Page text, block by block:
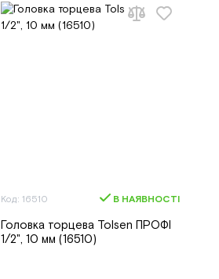
Код: 16510 В НАЯВНОСТІ
Головка торцева Tolsen ПРОФІ
1/2", 10 мм (16510)